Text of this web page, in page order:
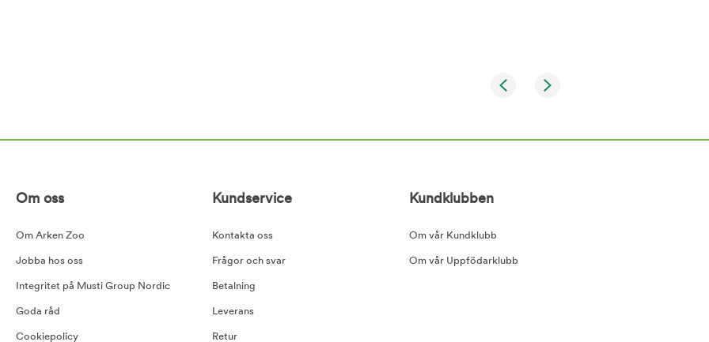
Om oss
Om Arken Zoo
Jobba hos oss
Integritet på Musti Group Nordic
Goda råd
Cookiepolicy
Kundservice
Kontakta oss
Frågor och svar
Betalning
Leverans
Retur
Kundklubben
Om vår Kundklubb
Om vår Uppfödarklubb